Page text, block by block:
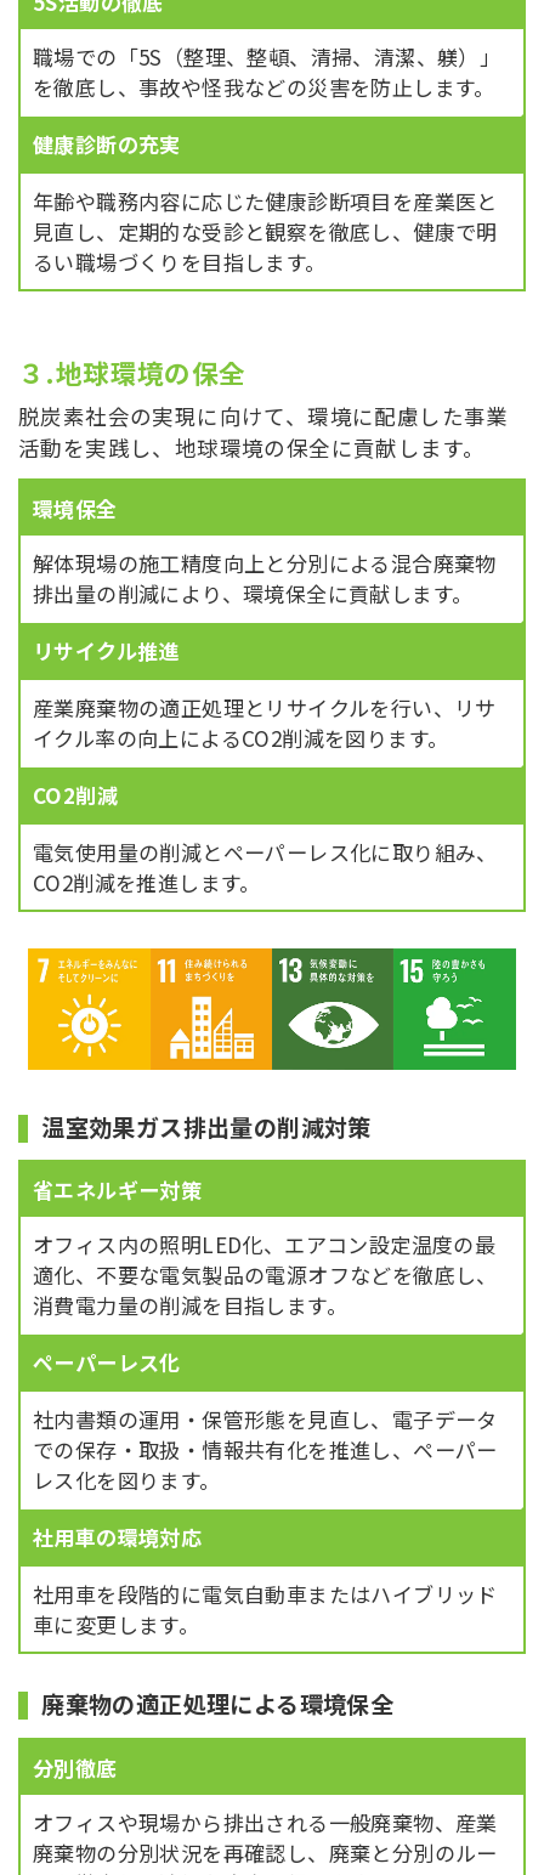
職場での「5S（整理、整頓、清掃、清潔、躾）」
を徹底し、事故や怪我などの災害を防止します。
健康診断の充実
年齢や職務内容に応じた健康診断項目を産業医と
見直し、定期的な受診と観察を徹底し、健康で明
るい職場づくりを目指します。
３.地球環境の保全
脱炭素社会の実現に向けて、環境に配慮した事業
活動を実践し、地球環境の保全に貢献します。
環境保全
解体現場の施工精度向上と分別による混合廃棄物
排出量の削減により、環境保全に貢献します。
リサイクル推進
産業廃棄物の適正処理とリサイクルを行い、リサ
イクル率の向上によるCO2削減を図ります。
CO2削減
電気使用量の削減とペーパーレス化に取り組み、
CO2削減を推進します。
温室効果ガス排出量の削減対策
省エネルギー対策
オフィス内の照明LED化、エアコン設定温度の最
適化、不要な電気製品の電源オフなどを徹底し、
消費電力量の削減を目指します。
ペーパーレス化
社内書類の運用・保管形態を見直し、電子データ
での保存・取扱・情報共有化を推進し、ペーパー
レス化を図ります。
社用車の環境対応
社用車を段階的に電気自動車またはハイブリッド
車に変更します。
廃棄物の適正処理による環境保全
分別徹底
オフィスや現場から排出される一般廃棄物、産業
廃棄物の分別状況を再確認し、廃棄と分別のルー